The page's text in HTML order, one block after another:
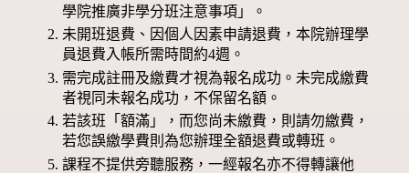
學院推廣非學分班注意事項」。
未開班退費、因個人因素申請退費，本院辦理學
員退費入帳所需時間約4週。
需完成註冊及繳費才視為報名成功。未完成繳費
者視同未報名成功，不保留名額。
若該班「額滿」，而您尚未繳費，則請勿繳費，
若您誤繳學費則為您辦理全額退費或轉班。
課程不提供旁聽服務，一經報名亦不得轉讓他